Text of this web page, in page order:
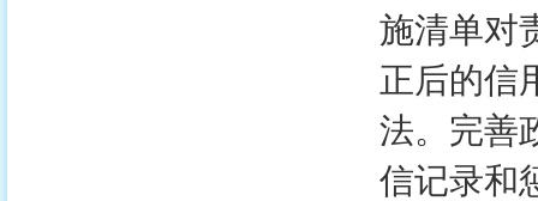
施清单对
正后的信
法。完善
信记录和